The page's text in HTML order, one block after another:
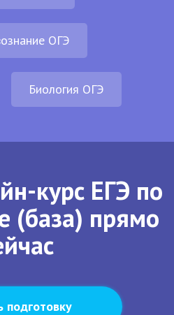
ОГЭ
Биология ОГЭ
курс ЕГЭ по
(база) прямо
подготовку